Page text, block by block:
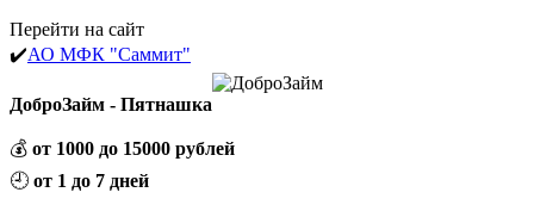
Перейти на сайт
✔️АО МФК "Саммит"
ДоброЗайм - Пятнашка
💰 от 1000 до 15000 рублей
🕘 от 1 до 7 дней